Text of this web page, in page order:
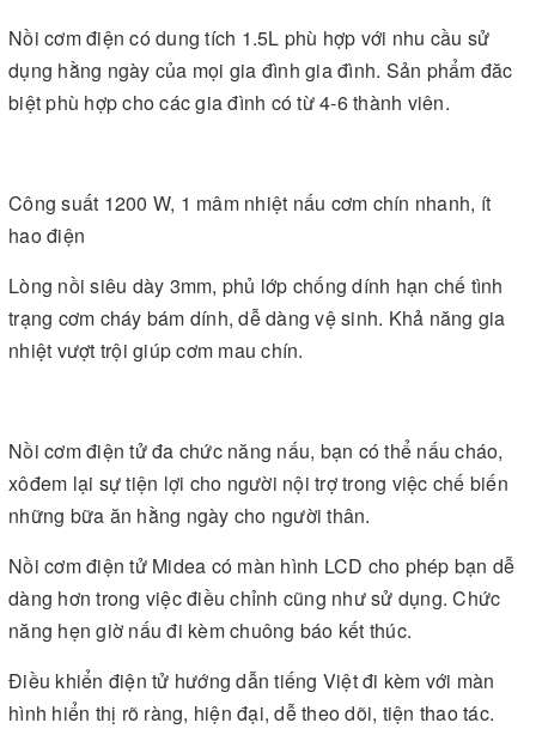
Nồi cơm điện có dung tích 1.5L phù hợp với nhu cầu sử
dụng hằng ngày của mọi gia đình gia đình. Sản phẩm đăc
biệt phù hợp cho các gia đình có từ 4-6 thành viên.
Công suất 1200 W, 1 mâm nhiệt nấu cơm chín nhanh, ít
hao điện
Lòng nồi siêu dày 3mm, phủ lớp chống dính hạn chế tình
trạng cơm cháy bám dính, dễ dàng vệ sinh. Khả năng gia
nhiệt vượt trội giúp cơm mau chín.
Nồi cơm điện tử đa chức năng nấu, bạn có thể nấu cháo,
xôđem lại sự tiện lợi cho người nội trợ trong việc chế biến
những bữa ăn hằng ngày cho người thân.
Nồi cơm điện tử Midea có màn hình LCD cho phép bạn dễ
dàng hơn trong việc điều chỉnh cũng như sử dụng. Chức
năng hẹn giờ nấu đi kèm chuông báo kết thúc.
Điều khiển điện tử hướng dẫn tiếng Việt đi kèm với màn
hình hiển thị rõ ràng, hiện đại, dễ theo dõi, tiện thao tác.